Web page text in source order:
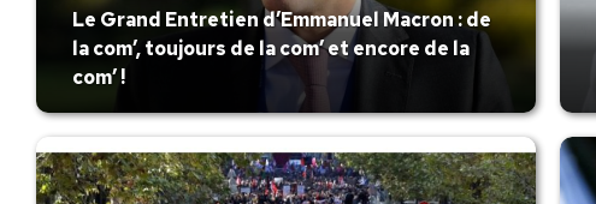
Le Grand Entretien d’Emmanuel Macron : de
la com’, toujours de la com’ et encore de la
com’ !